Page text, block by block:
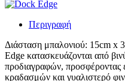
Περιγραφή
Διάσταση μπαλονιού: 15cm x
Edge κατασκευάζονται από
προδιαγραφών, προσφέροντας
κραδασμών και γυαλιστερό